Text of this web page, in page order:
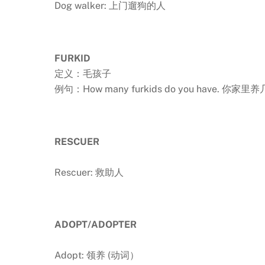
Dog walker: 上门遛狗的人
FURKID
定义：毛孩子
例句：How many furkids do you have. 你家里养
RESCUER
Rescuer: 救助人
ADOPT/ADOPTER
Adopt: 领养 (动词）